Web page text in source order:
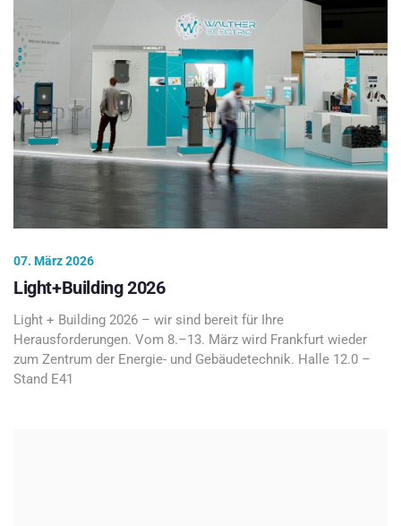
07. März 2026
Light+Building 2026
Light + Building 2026 – wir sind bereit für Ihre
Herausforderungen. Vom 8.–13. März wird Frankfurt wieder
zum Zentrum der Energie- und Gebäudetechnik. Halle 12.0 –
Stand E41